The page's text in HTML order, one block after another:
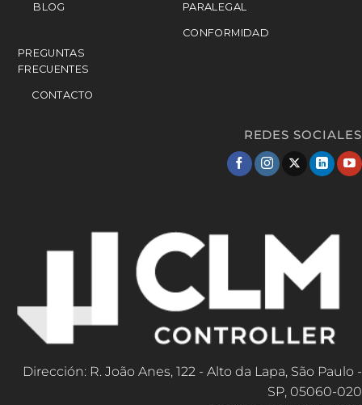
BLOG
PREGUNTAS
FRECUENTES
CONTACTO
PARALEGAL
CONFORMIDAD
REDES SOCIALES
Dirección: R. João Anes, 122 - Alto da Lapa, São Paulo -
SP, 05060-020